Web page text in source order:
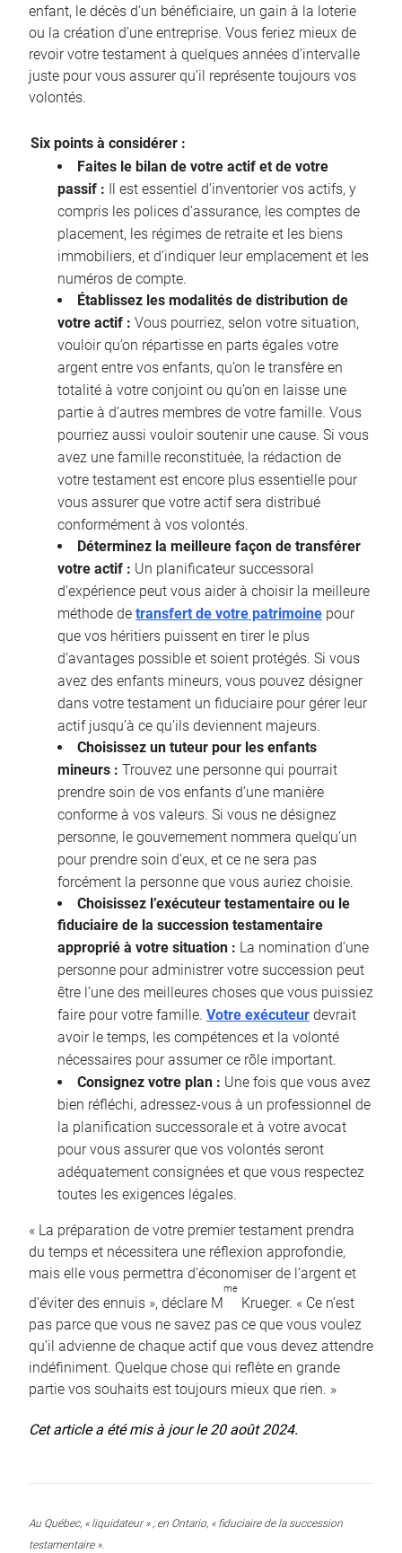
enfant, le décès d’un bénéficiaire, un gain à la loterie
ou la création d’une entreprise. Vous feriez mieux de
revoir votre testament à quelques années d’intervalle
juste pour vous assurer qu’il représente toujours vos
volontés.
Six points à considérer :
Faites le bilan de votre actif et de votre
passif : Il est essentiel d’inventorier vos actifs, y
compris les polices d’assurance, les comptes de
placement, les régimes de retraite et les biens
immobiliers, et d’indiquer leur emplacement et les
numéros de compte.
Établissez les modalités de distribution de
votre actif : Vous pourriez, selon votre situation,
vouloir qu’on répartisse en parts égales votre
argent entre vos enfants, qu’on le transfère en
totalité à votre conjoint ou qu’on en laisse une
partie à d’autres membres de votre famille. Vous
pourriez aussi vouloir soutenir une cause. Si vous
avez une famille reconstituée, la rédaction de
votre testament est encore plus essentielle pour
vous assurer que votre actif sera distribué
conformément à vos volontés.
Déterminez la meilleure façon de transférer
votre actif : Un planificateur successoral
d’expérience peut vous aider à choisir la meilleure
méthode de transfert de votre patrimoine pour
que vos héritiers puissent en tirer le plus
d’avantages possible et soient protégés. Si vous
avez des enfants mineurs, vous pouvez désigner
dans votre testament un fiduciaire pour gérer leur
actif jusqu’à ce qu’ils deviennent majeurs.
Choisissez un tuteur pour les enfants
mineurs : Trouvez une personne qui pourrait
prendre soin de vos enfants d’une manière
conforme à vos valeurs. Si vous ne désignez
personne, le gouvernement nommera quelqu’un
pour prendre soin d’eux, et ce ne sera pas
forcément la personne que vous auriez choisie.
Choisissez l’exécuteur testamentaire ou le
fiduciaire de la succession testamentaire
approprié à votre situation : La nomination d’une
personne pour administrer votre succession peut
être l’une des meilleures choses que vous puissiez
faire pour votre famille. Votre exécuteur devrait
avoir le temps, les compétences et la volonté
nécessaires pour assumer ce rôle important.
Consignez votre plan : Une fois que vous avez
bien réfléchi, adressez-vous à un professionnel de
la planification successorale et à votre avocat
pour vous assurer que vos volontés seront
adéquatement consignées et que vous respectez
toutes les exigences légales.
« La préparation de votre premier testament prendra
du temps et nécessitera une réflexion approfondie,
mais elle vous permettra d’économiser de l’argent et
d’éviter des ennuis », déclare M
me
Krueger. « Ce n’est
pas parce que vous ne savez pas ce que vous voulez
qu’il advienne de chaque actif que vous devez attendre
indéfiniment. Quelque chose qui reflète en grande
partie vos souhaits est toujours mieux que rien. »
Cet article a été mis à jour le 20 août 2024.
Au Québec, « liquidateur » ; en Ontario, « fiduciaire de la succession
testamentaire ».